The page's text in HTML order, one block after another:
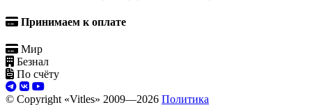
Принимаем к оплате
Мир
Безнал
По счёту
© Copyright «Vitles» 2009—2026 Политика